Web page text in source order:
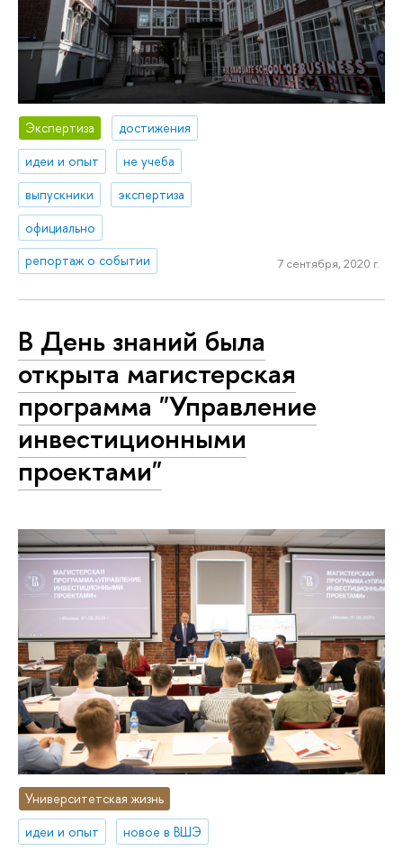
Экспертиза
достижения
идеи и опыт
не учеба
выпускники
экспертиза
официально
репортаж о событии
7 сентября, 2020 г.
В День знаний была
открыта магистерская
программа "Управление
инвестиционными
проектами"
Университетская жизнь
идеи и опыт
новое в ВШЭ